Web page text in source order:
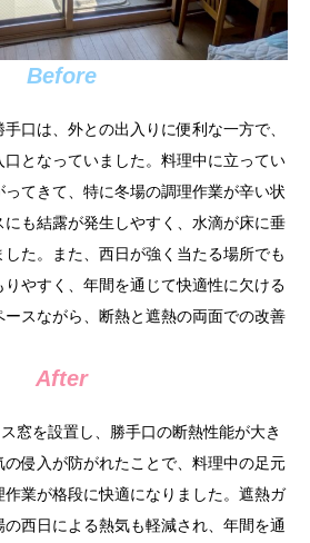
Before
口は、外との出入りに便利な一方で、
となっていました。料理中に立ってい
てきて、特に冬場の調理作業が辛い状
も結露が発生しやすく、水滴が床に垂
た。また、西日が強く当たる場所でも
やすく、年間を通じて快適性に欠ける
スながら、断熱と遮熱の両面での改善
After
窓を設置し、勝手口の断熱性能が大き
の侵入が防がれたことで、料理中の足元
業が格段に快適になりました。遮熱ガ
西日による熱気も軽減され、年間を通